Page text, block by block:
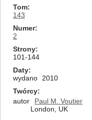
Tom
143
Numer
2
Strony
101-144
Daty
wydano
2010
Twórcy
autor
Paul M. Voutier
London, UK